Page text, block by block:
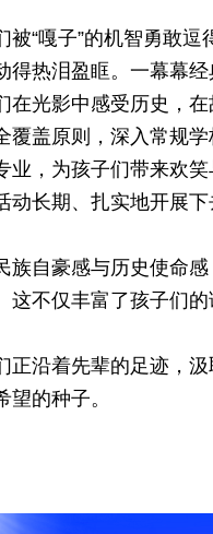
“嘎子”的机智勇敢
热泪盈眶。一幕幕
光影中感受历史，在
盖原则，深入常规
，为孩子们带来欢
长期、扎实地开展
自豪感与历史使命
不仅丰富了孩子们
正沿着先辈的足迹，
的种子。